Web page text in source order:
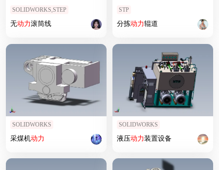
SOLIDWORKS,STEP
无动力滚筒线
STP
分拣动力辊道
SOLIDWORKS
采煤机动力
SOLIDWORKS
液压动力装置设备